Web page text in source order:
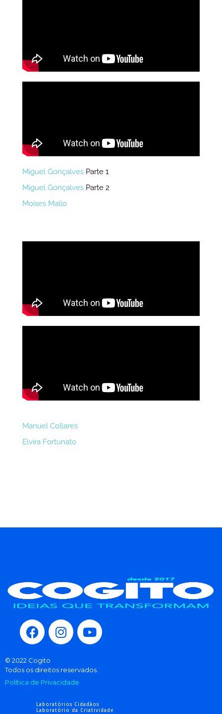
Miguel Gonçalves Parte 1
Miguel Gonçalves Parte 2
Moises Mallo
Manuel Collares
Elvira Fortunato
© 2022 Cogito
Todos os direitos reservados.
Política de Privacidade
Laboratórios Cidadãos
Laboratório da Criatividade